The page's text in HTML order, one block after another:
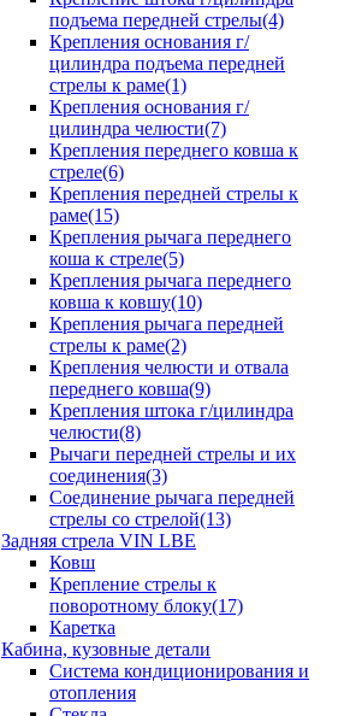
подъема передней стрелы(4)
Крепления основания г/
цилиндра подъема передней
стрелы к раме(1)
Крепления основания г/
цилиндра челюсти(7)
Крепления переднего ковша к
стреле(6)
Крепления передней стрелы к
раме(15)
Крепления рычага переднего
коша к стреле(5)
Крепления рычага переднего
ковша к ковшу(10)
Крепления рычага передней
стрелы к раме(2)
Крепления челюсти и отвала
переднего ковша(9)
Крепления штока г/цилиндра
челюсти(8)
Рычаги передней стрелы и их
соединения(3)
Соединение рычага передней
стрелы со стрелой(13)
Задняя стрела VIN LBE
Ковш
Крепление стрелы к
поворотному блоку(17)
Каретка
Кабина, кузовные детали
Система кондиционирования и
отопления